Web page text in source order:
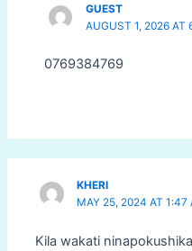
GUEST
AUGUST 1, 2026 AT
0769384769
KHERI
MAY 25, 2024 AT 1:47
Kila wakati